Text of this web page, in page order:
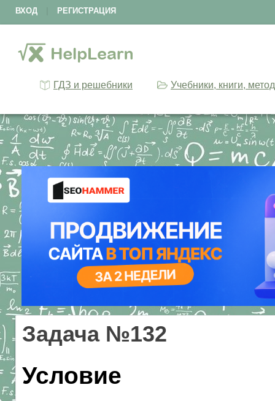
ВХОД РЕГИСТРАЦИЯ
ГДЗ и решебники Учебники, книги,
Задача №132
Условие